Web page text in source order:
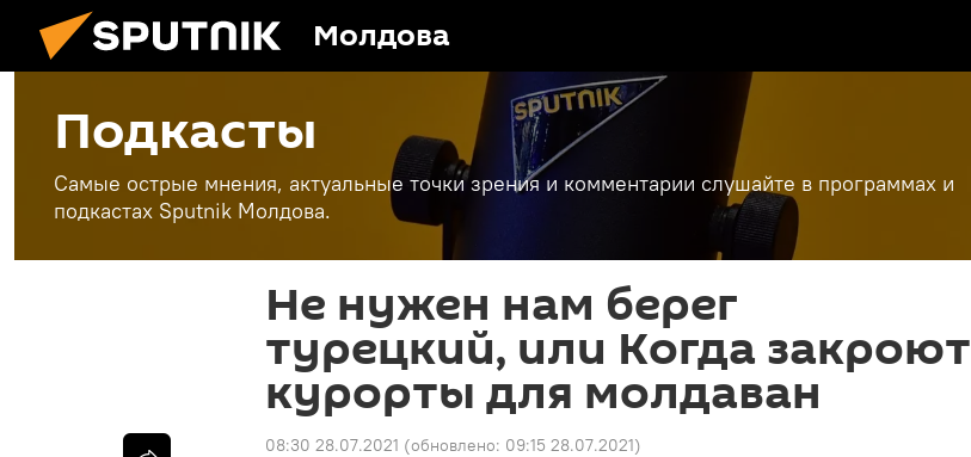
Молдова
Подкасты
Самые острые мнения, актуальные точки зрения и комментарии слушайте в программах и
подкастах Sputnik Молдова.
Не нужен нам берег
турецкий, или Когда закроют
курорты для молдаван
08:30 28.07.2021 (обновлено: 09:15 28.07.2021)